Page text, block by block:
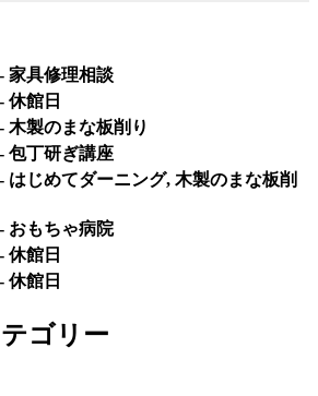
- 家具修理相談
- 休館日
- 木製のまな板削り
- 包丁研ぎ講座
- はじめてダーニング, 木製のまな板削
- おもちゃ病院
- 休館日
- 休館日
ゴリー